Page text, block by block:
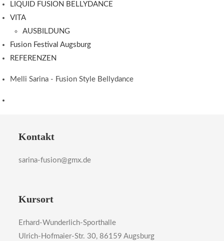
LIQUID FUSION BELLYDANCE
VITA
AUSBILDUNG
Fusion Festival Augsburg
REFERENZEN
Melli Sarina - Fusion Style Bellydance
Kontakt
sarina-fusion@gmx.de
Kursort
Erhard-Wunderlich-Sporthalle
Ulrich-Hofmaier-Str. 30, 86159 Augsburg